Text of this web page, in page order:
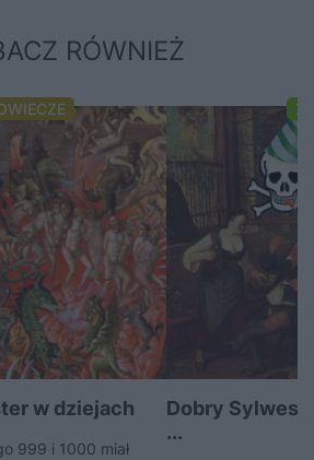
RÓWNIEŻ
w dziejach
999 i 1000 miał
Dobry
...